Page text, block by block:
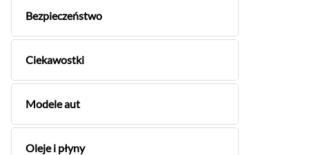
Bezpieczeństwo
Ciekawostki
Modele aut
Oleje i płyny